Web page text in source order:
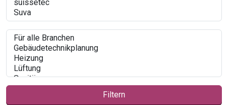
Filtern